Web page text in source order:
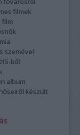
filmek
film
szemével
ből
album
készült